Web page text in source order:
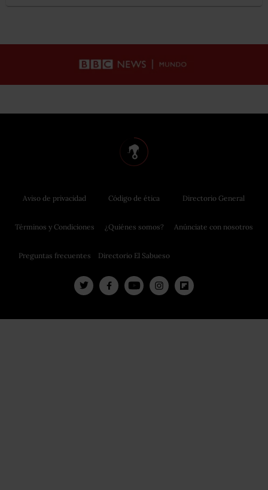
Aviso de privacidad
Términos y Condiciones
Preguntas frecuentes
Código de ética
¿Quiénes somos?
Directorio El Sabueso
Directorio General
Anúnciate con nosotros